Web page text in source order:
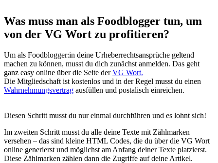
Was muss man als Foodblogger tun, um
von der VG Wort zu profitieren?
Um als Foodblogger:in deine Urheberrechtsansprüche geltend
machen zu können, musst du dich zunächst anmelden. Das geht
ganz easy online über die Seite derVG Wort.
Die Mitgliedschaft ist kostenlos und in der Regel musst du einen
Wahrnehmungsvertrag ausfüllen und postalisch einreichen.
Diesen Schritt musst du nur einmal durchführen und es lohnt sich!
Im zweiten Schritt musst du alle deine Texte mit Zählmarken
versehen – das sind kleine HTML Codes, die du über die VG Wort
online generierst und möglichst am Anfang deiner Texte platzierst.
Diese Zählmarken zählen dann die Zugriffe auf deine Artikel.